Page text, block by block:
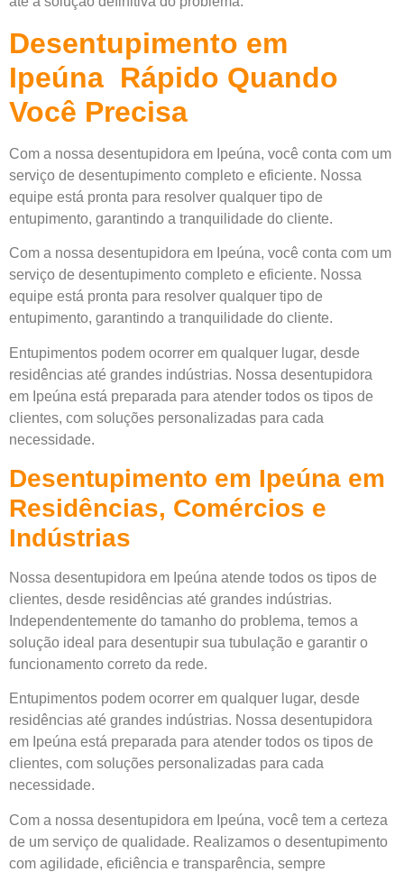
Desentupimento em
Ipeúna Rápido Quando
Você Precisa
Com a nossa desentupidora em Ipeúna, você conta com um
serviço de desentupimento completo e eficiente. Nossa
equipe está pronta para resolver qualquer tipo de
entupimento, garantindo a tranquilidade do cliente.
Com a nossa desentupidora em Ipeúna, você conta com um
serviço de desentupimento completo e eficiente. Nossa
equipe está pronta para resolver qualquer tipo de
entupimento, garantindo a tranquilidade do cliente.
Entupimentos podem ocorrer em qualquer lugar, desde
residências até grandes indústrias. Nossa desentupidora
em Ipeúna está preparada para atender todos os tipos de
clientes, com soluções personalizadas para cada
necessidade.
Desentupimento em Ipeúna em
Residências, Comércios e
Indústrias
Nossa desentupidora em Ipeúna atende todos os tipos de
clientes, desde residências até grandes indústrias.
Independentemente do tamanho do problema, temos a
solução ideal para desentupir sua tubulação e garantir o
funcionamento correto da rede.
Entupimentos podem ocorrer em qualquer lugar, desde
residências até grandes indústrias. Nossa desentupidora
em Ipeúna está preparada para atender todos os tipos de
clientes, com soluções personalizadas para cada
necessidade.
Com a nossa desentupidora em Ipeúna, você tem a certeza
de um serviço de qualidade. Realizamos o desentupimento
com agilidade, eficiência e transparência, sempre